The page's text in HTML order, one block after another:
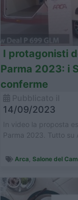
I protagonisti
Parma 2023: i
conferme
14/09/2023
In video la proposta
Parma 2023. Tutto su
Arca, Salone del